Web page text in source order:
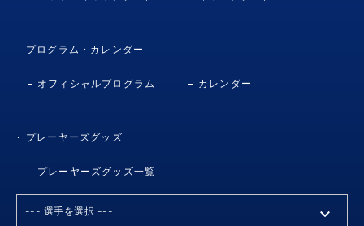
プログラム・カレンダー
オフィシャルプログラム カレンダー
プレーヤーズグッズ
プレーヤーズグッズ一覧